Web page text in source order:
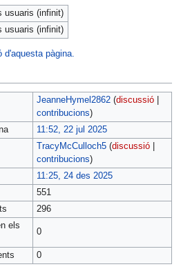
usuaris (infinit)
usuaris (infinit)
d'aquesta pàgina.
JeanneHymel2862 (discussió|
contribucions)
11:52, 22 jul 2025
TracyMcCulloch5 (discussió|
contribucions)
11:25, 24 des 2025
551
296
els
0
0